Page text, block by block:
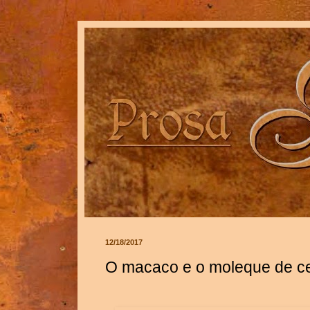
12/18/2017
O macaco e o moleque de